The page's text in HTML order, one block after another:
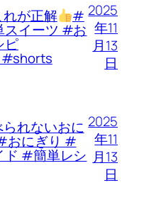
が正解 #
イーツ #お
ピ
2025
年11
月13
日
れないおに
おにぎり #
#簡単レシ
2025
年11
月13
日